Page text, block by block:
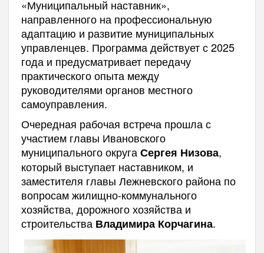
«Муниципальный наставник»,
направленного на профессиональную
адаптацию и развитие муниципальных
управленцев. Программа действует с 2025
года и предусматривает передачу
практического опыта между
руководителями органов местного
самоуправления.
Очередная рабочая встреча прошла с
участием главы Ивановского
муниципального округаСергея Низова,
который выступает наставником, и
заместителя главы Лежневского района по
вопросам жилищно-коммунального
хозяйства, дорожного хозяйства и
строительства Владимира Корчагина.